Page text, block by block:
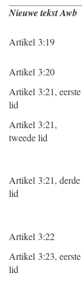
Nieuwe tekst Awb
Artikel 3:19
Artikel 3:20
Artikel 3:21, eerste
lid
Artikel 3:21,
tweede lid
Artikel 3:21, derde
lid
Artikel 3:22
Artikel 3:23, eerste
lid